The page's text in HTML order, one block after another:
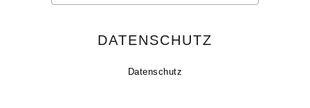
DATENSCHUTZ
Datenschutz